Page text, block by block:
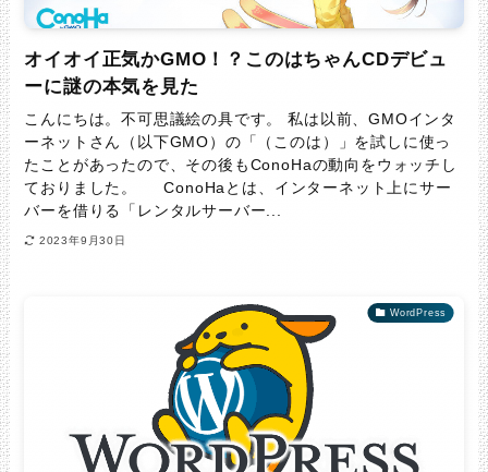
オイオイ正気かGMO！？このはちゃんCDデビュ
ーに謎の本気を見た
こんにちは。不可思議絵の具です。 私は以前、GMOインタ
ーネットさん（以下GMO）の「（このは）」を試しに使っ
たことがあったので、その後もConoHaの動向をウォッチし
ておりました。 ConoHaとは、インターネット上にサー
バーを借りる「レンタルサーバー...
2023年9月30日
WordPress